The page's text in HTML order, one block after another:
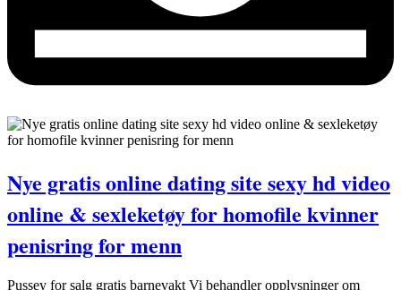
Nye gratis online dating site sexy hd video
online & sexleketøy for homofile kvinner
penisring for menn
Pussey for salg gratis barnevakt Vi behandler opplysninger om